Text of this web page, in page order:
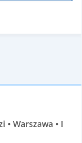
• Warszawa • I